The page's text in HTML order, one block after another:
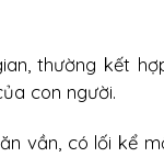
thường kết
con người.
vần, có lối kể